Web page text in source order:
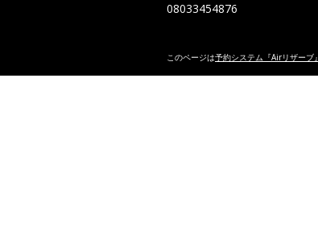
08033454876
このページは予約システム『Airリザーブ』